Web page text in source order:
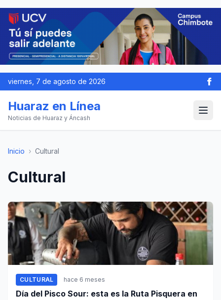
viernes, 7 de agosto de 2026
Huaraz en Línea
Noticias de Huaraz y Áncash
Inicio › Cultural
Cultural
CULTURAL hace 6 meses
Día del Pisco Sour: esta es la Ruta Pisquera en